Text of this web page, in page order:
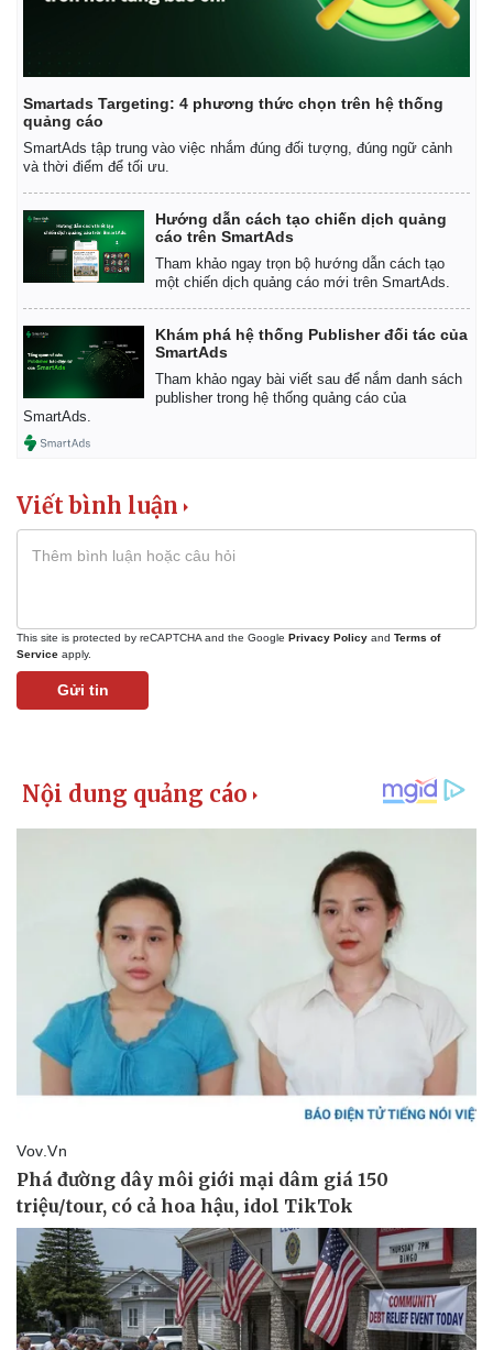
Thể thao
Bóng đá
Lịch thi đấu bóng đá
Thế giới thể thao
eSports
Hậu trường
Ô tô
Tư vấn
Doanh nghiệp
Thông tin doanh nghiệp
Công nghệ
Sành điệu
Smartads Targeting: 4 phương thức chọn trên hệ thống
quảng cáo
SmartAds tập trung vào việc nhắm đúng đối tượng, đúng ngữ cảnh
và thời điểm để tối ưu.
Hướng dẫn cách tạo chiến dịch quảng
cáo trên SmartAds
Tham khảo ngay trọn bộ hướng dẫn cách tạo
một chiến dịch quảng cáo mới trên SmartAds.
Khám phá hệ thống Publisher đối tác của
SmartAds
Tham khảo ngay bài viết sau để nắm danh sách
publisher trong hệ thống quảng cáo của
SmartAds.
Viết bình luận
This site is protected by reCAPTCHA and the Google Privacy Policy and Terms of
Service apply.
Gửi tin